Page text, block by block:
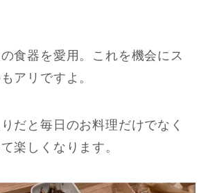
食器を愛用。これを機会にス
アリですよ。
だと毎日のお料理だけでなく
楽しくなります。